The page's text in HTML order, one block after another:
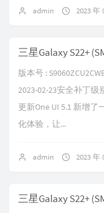
admin 2023 年
版本号 :
2023-02-23安全补丁级
更新One UI 5.1 新增
化体验，让...
admin 2023 年